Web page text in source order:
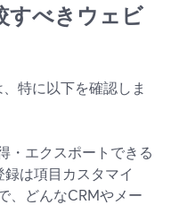
すべきウェビ
特に以下を確認しま
・エクスポートできる
は項目カスタマイ
、どんなCRMやメー